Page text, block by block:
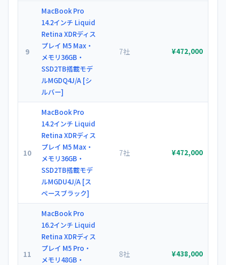
9
MacBook Pro
14.2インチ Liquid
Retina XDRディス
プレイ M5 Max・
メモリ36GB・
SSD2TB搭載モデ
ルMGDQ4J/A [シ
ルバー]
7社 ¥472,000
10
MacBook Pro
14.2インチ Liquid
Retina XDRディス
プレイ M5 Max・
メモリ36GB・
SSD2TB搭載モデ
ルMGDU4J/A [ス
ペースブラック]
7社 ¥472,000
11
MacBook Pro
16.2インチ Liquid
Retina XDRディス
プレイ M5 Pro・
メモリ48GB・
8社 ¥438,000